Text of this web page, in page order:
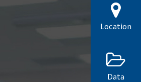
Location
Data